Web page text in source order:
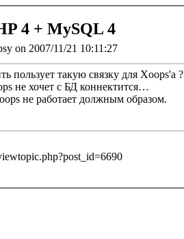
4 + MySQL 4
on 2007/11/21 10:11:27
пользует такую связку для Xoops'a ?
не хочет с БД коннектится…
не работает должным образом.